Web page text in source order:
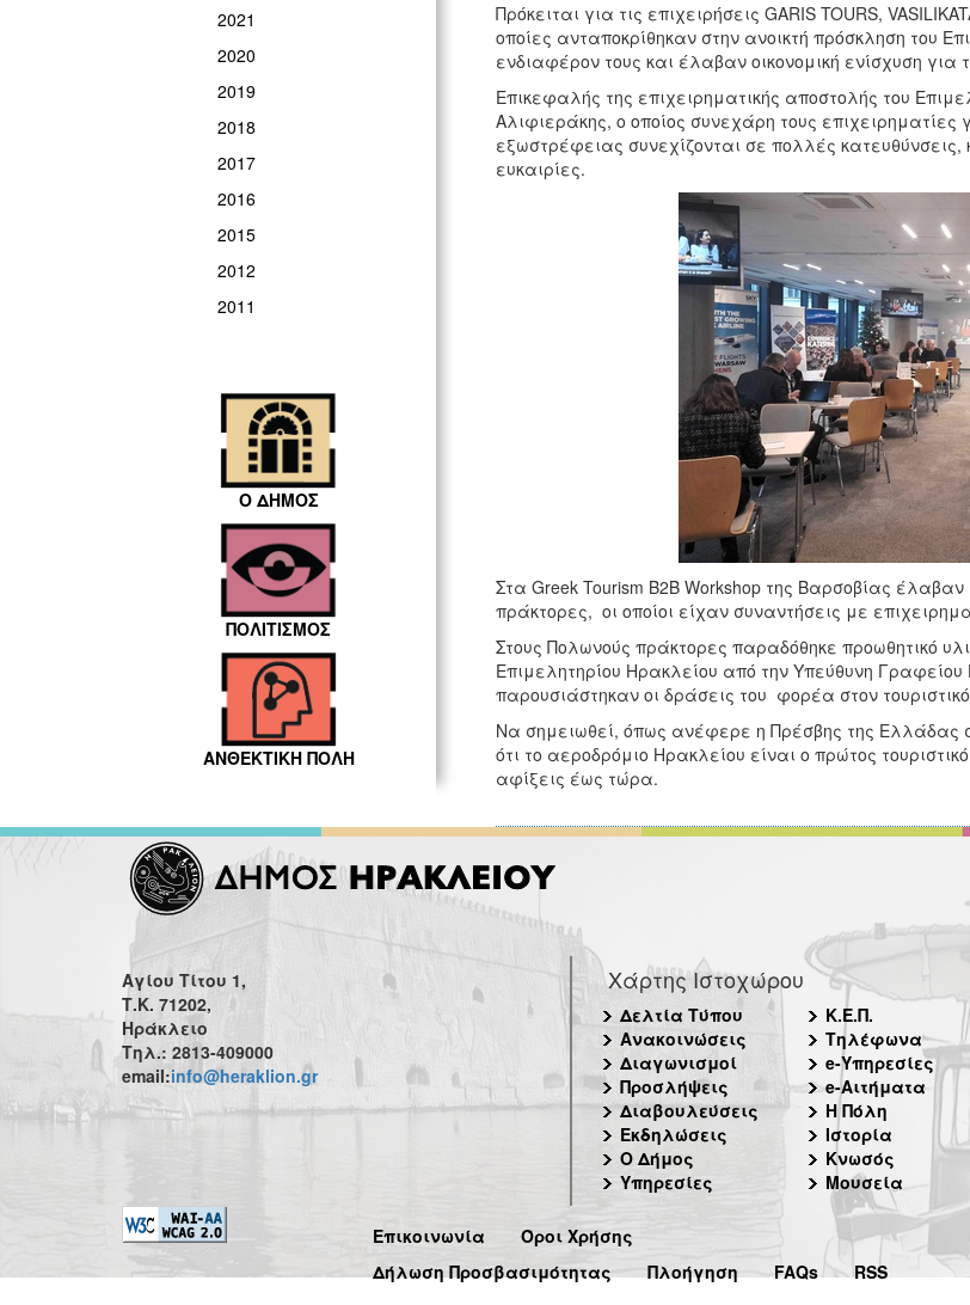
2021
2020
2019
2018
2017
2016
2015
2012
2011
Ο ΔΗΜΟΣ
ΠΟΛΙΤΙΣΜΟΣ
ΑΝΘΕΚΤΙΚΗ ΠΟΛΗ
Πρόκειται για τις επιχειρήσεις GARIS TOURS,
οποίες ανταποκρίθηκαν στην ανοικτή πρόσκληση του
ενδιαφέρον τους και έλαβαν οικονομική ενίσχυση
Επικεφαλής της επιχειρηματικής αποστολής του
Αλιφιεράκης, ο οποίος συνεχάρη τους επιχειρηματίες
εξωστρέφειας συνεχίζονται σε πολλές
ευκαιρίες.
Στα Greek Tourism B2B Workshop της Βαρσοβίας
πράκτορες, οι οποίοι είχαν συναντήσεις με
Στους Πολωνούς πράκτορες παραδόθηκε προωθητικό
Επιμελητηρίου Ηρακλείου από την Υπεύθυνη
παρουσιάστηκαν οι δράσεις του φορέα στον
Να σημειωθεί, όπως ανέφερε η Πρέσβης της Ελλάδας
ότι το αεροδρόμιο Ηρακλείου είναι ο πρώτος
αφίξεις έως τώρα.
Αγίου Τίτου 1,
Τ.Κ. 71202,
Ηράκλειο
Τηλ.: 2813-409000
email:info@heraklion.gr
Χάρτης Ιστοχώρου
Δελτία Τύπου
Ανακοινώσεις
Διαγωνισμοί
Προσλήψεις
Διαβουλεύσεις
Εκδηλώσεις
Ο Δήμος
Υπηρεσίες
Κ.Ε.Π.
Τηλέφωνα
e-Υπηρεσίες
e-Αιτήματα
Η Πόλη
Ιστορία
Κνωσός
Μουσεία
Επικοινωνία
Όροι Χρήσης
Δήλωση Προσβασιμότητας
Πλοήγηση FAQs RSS